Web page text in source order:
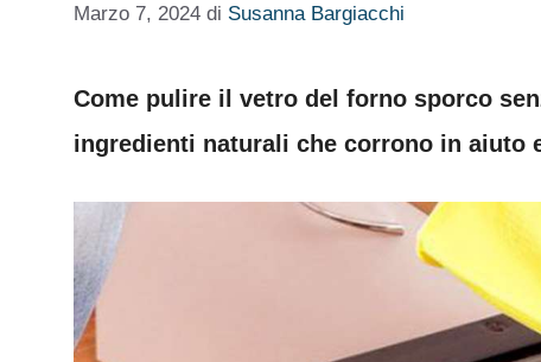
Marzo 7, 2024 di Susanna Bargiacchi
Come pulire il vetro del forno sporco
ingredienti naturali che corrono in aiuto